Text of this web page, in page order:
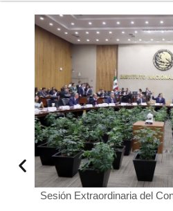
Sesión Extraordinaria del